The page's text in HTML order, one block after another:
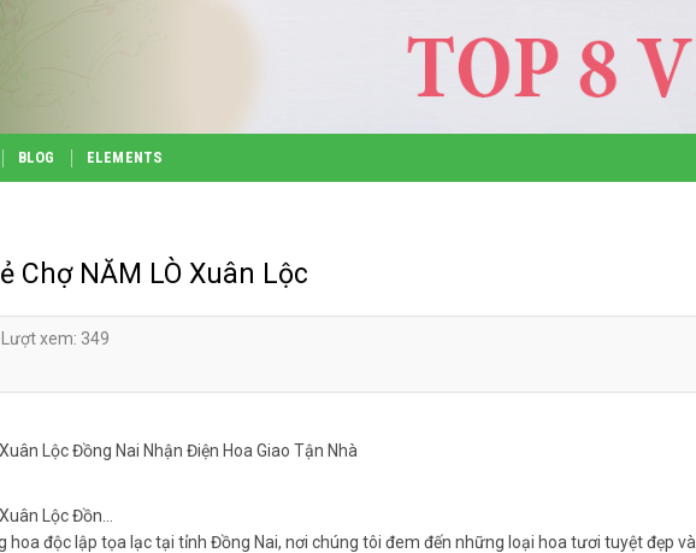
BLOG ELEMENTS
Chợ NĂM LÒ Xuân Lộc
xem: 349
Lộc Đồng Nai Nhận Điện Hoa Giao Tận Nhà
Lộc Đồn…
hoa độc lập tọa lạc tại tỉnh Đồng Nai, nơi chúng tôi đem đến những loại hoa tươi tuyệt đẹp và